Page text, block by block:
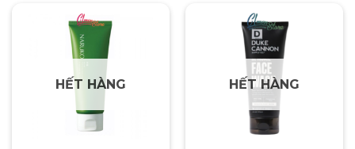
có
nhiều
biến
thể.
Các
chọn
HẾT HÀNG HẾT HÀNG